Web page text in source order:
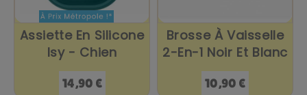
Assiette En Silicone
Isy - Chien
Prix
14,90 €
Brosse À Vaisselle
2-En-1 Noir Et Blanc
Prix
10,90 €